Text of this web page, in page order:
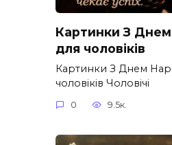
Картинки З
для чоловіків​
Картинки З Днем
чоловіків​ Чоловічі
0 9.5к.